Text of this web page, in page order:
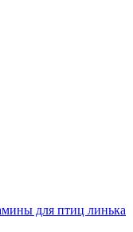
для птиц линька